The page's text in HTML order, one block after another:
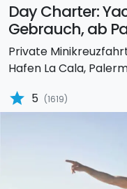
Day Charter:
Gebrauch, ab
Private
Hafen La Cala,
star 5 (1619)